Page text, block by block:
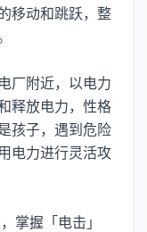
移动和跳跃，整
厂附近，以电力
释放电力，性格
孩子，遇到危险
电力进行灵活攻
掌握「电击」